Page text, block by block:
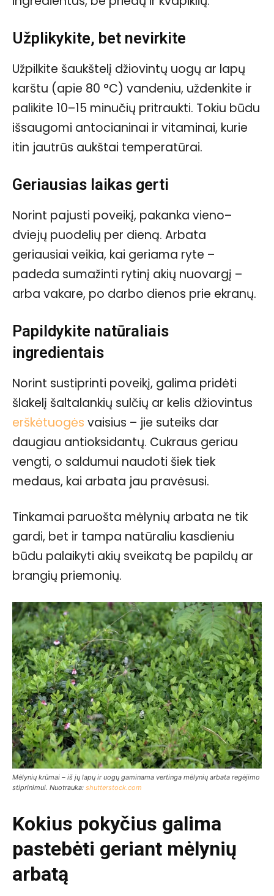
Užplikykite, bet nevirkite
Užpilkite šaukštelį džiovintų uogų ar lapų
karštu (apie 80 °C) vandeniu, uždenkite ir
palikite 10–15 minučių pritraukti. Tokiu būdu
išsaugomi antocianinai ir vitaminai, kurie
itin jautrūs aukštai temperatūrai.
Geriausias laikas gerti
Norint pajusti poveikį, pakanka vieno–
dviejų puodelių per dieną. Arbata
geriausiai veikia, kai geriama ryte –
padeda sumažinti rytinį akių nuovargį –
arba vakare, po darbo dienos prie ekranų.
Papildykite natūraliais
ingredientais
Norint sustiprinti poveikį, galima pridėti
šlakelį šaltalankių sulčių ar kelis džiovintus
erškėtuogės vaisius – jie suteiks dar
daugiau antioksidantų. Cukraus geriau
vengti, o saldumui naudoti šiek tiek
medaus, kai arbata jau pravėsusi.
Tinkamai paruošta mėlynių arbata ne tik
gardi, bet ir tampa natūraliu kasdieniu
būdu palaikyti akių sveikatą be papildų ar
brangių priemonių.
Mėlynių krūmai – iš jų lapų ir uogų gaminama vertinga mėlynių arbata regėjimo
stiprinimui. Nuotrauka: shutterstock.com
Kokius pokyčius galima
pastebėti geriant mėlynių
arbatą